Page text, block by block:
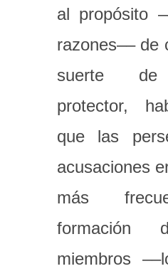
al propósito
razones–– de
suerte de
protector,
que las
acusaciones
más
formación
miembros